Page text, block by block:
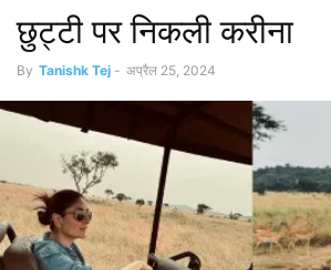
छुट्टी पर निकली करीना
By Tanishk Tej - अप्रैल 25, 2024